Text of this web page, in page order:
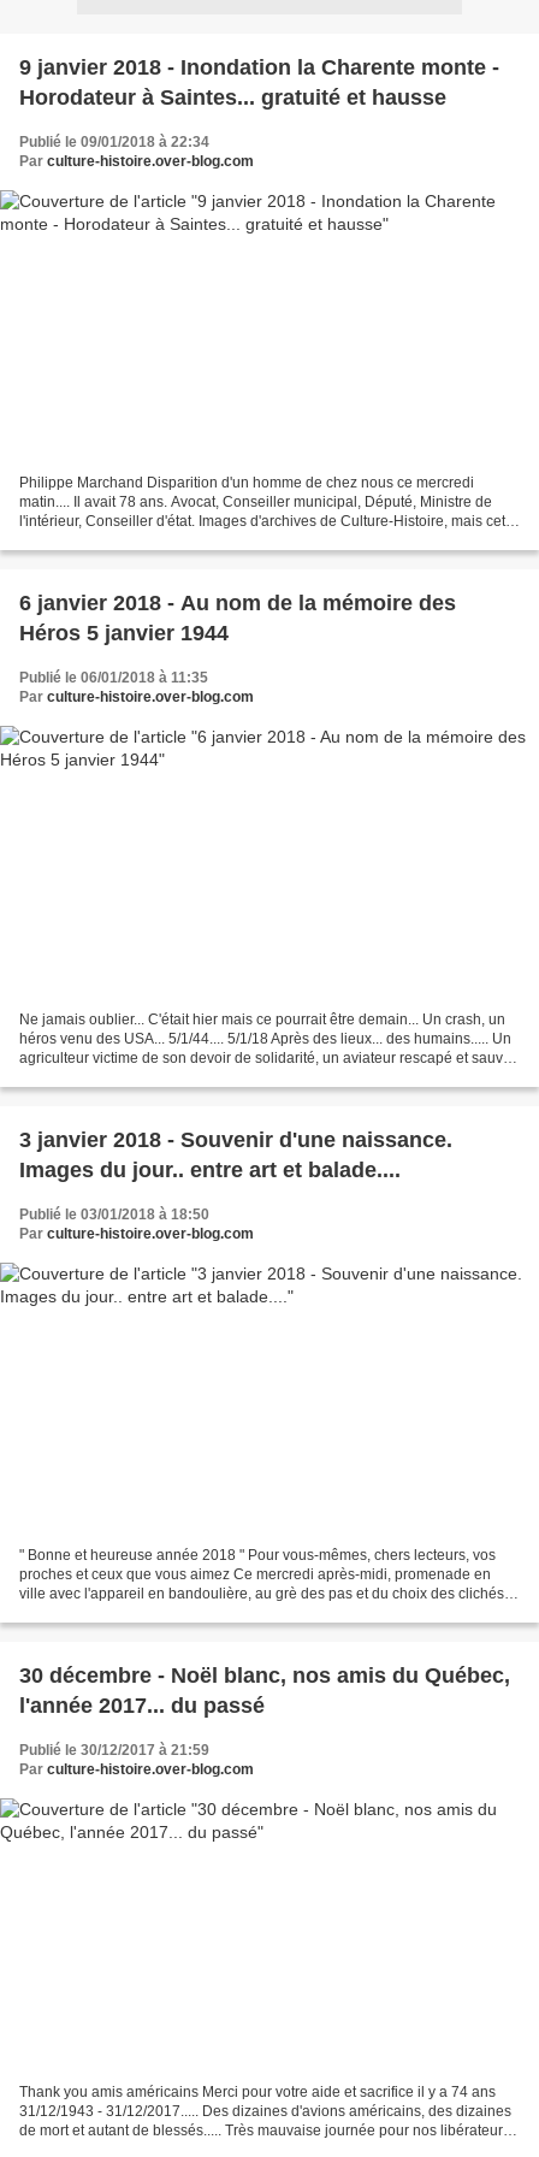
9 janvier 2018 - Inondation la Charente monte -
Horodateur à Saintes... gratuité et hausse
Publié le 09/01/2018 à 22:34
Par culture-histoire.over-blog.com
Philippe Marchand Disparition d'un homme de chez nous ce mercredi
matin.... Il avait 78 ans. Avocat, Conseiller municipal, Député, Ministre de
l'intérieur, Conseiller d'état. Images d'archives de Culture-Histoire, mais cette
6 janvier 2018 - Au nom de la mémoire des
Héros 5 janvier 1944
Publié le 06/01/2018 à 11:35
Par culture-histoire.over-blog.com
Ne jamais oublier... C'était hier mais ce pourrait être demain... Un crash, un
héros venu des USA... 5/1/44.... 5/1/18 Après des lieux... des humains..... Un
agriculteur victime de son devoir de solidarité, un aviateur rescapé et sauvé
3 janvier 2018 - Souvenir d'une naissance.
Images du jour.. entre art et balade....
Publié le 03/01/2018 à 18:50
Par culture-histoire.over-blog.com
" Bonne et heureuse année 2018 " Pour vous-mêmes, chers lecteurs, vos
proches et ceux que vous aimez Ce mercredi après-midi, promenade en
ville avec l'appareil en bandoulière, au grè des pas et du choix des clichés,
30 décembre - Noël blanc, nos amis du Québec,
l'année 2017... du passé
Publié le 30/12/2017 à 21:59
Par culture-histoire.over-blog.com
Thank you amis américains Merci pour votre aide et sacrifice il y a 74 ans
31/12/1943 - 31/12/2017..... Des dizaines d'avions américains, des dizaines
de mort et autant de blessés..... Très mauvaise journée pour nos libérateurs